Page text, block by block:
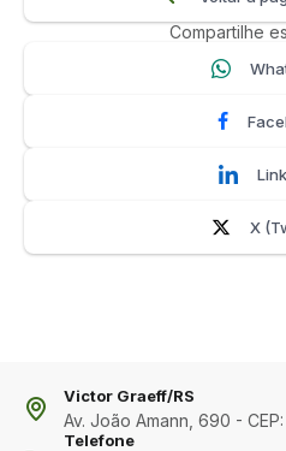
Compartilhe
X
Victor Graeff/RS
Av. João Amann, 690 -
Telefone